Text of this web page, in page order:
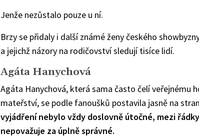
Jenže nezůstalo pouze u ní.
Brzy se přidaly i další známé ženy českého
a jejichž názory na rodičovství sledují tisíce lidí.
Agáta Hanychová
Agáta Hanychová, která sama často čelí veřejnému
mateřství, se podle fanoušků postavila jasně na
vyjádření nebylo vždy doslovně útočné, mezi
nepovažuje za úplně správné.